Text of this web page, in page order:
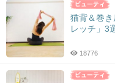
猫背＆巻
レッチ」3
18776